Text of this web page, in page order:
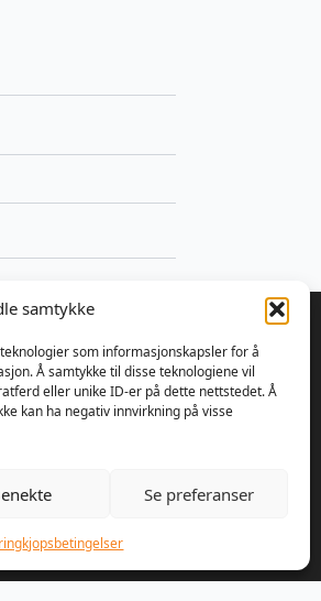
samtykke
som informasjonskapsler for å
Å samtykke til disse teknologiene vil
eller unike ID-er på dette nettstedet. Å
kan ha negativ innvirkning på visse
Se preferanser
kjopsbetingelser
og
med
den